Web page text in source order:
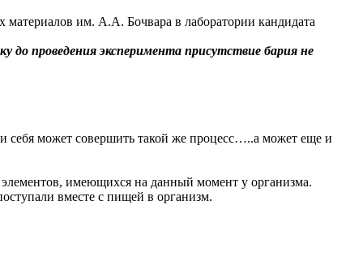
им. А.А. Бочвара в лаборатории кандидата
до проведения эксперимента присутствие бария не
себя может совершить такой же процесс…..а может еще и
имеющихся на данный момент у организма.
вместе с пищей в организм.